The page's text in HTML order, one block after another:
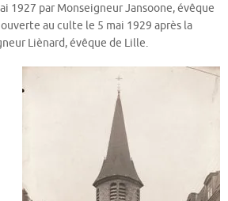
1927 par Monseigneur Jansoone, évêque
au culte le 5 mai 1929 après la
Liènard, évêque de Lille.